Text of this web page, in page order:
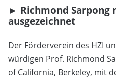
► Richmond
ausgezeichnet
Der Förderverein des HZI
würdigen Prof. Richmond
of California, Berkeley, mit